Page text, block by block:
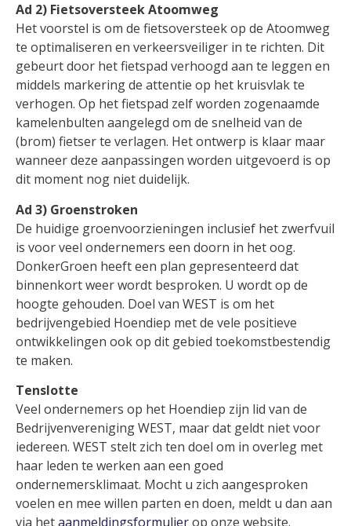
Ad 2) Fietsoversteek Atoomweg
Het voorstel is om de fietsoversteek op de Atoomweg
te optimaliseren en verkeersveiliger in te richten. Dit
gebeurt door het fietspad verhoogd aan te leggen en
middels markering de attentie op het kruisvlak te
verhogen. Op het fietspad zelf worden zogenaamde
kamelenbulten aangelegd om de snelheid van de
(brom) fietser te verlagen. Het ontwerp is klaar maar
wanneer deze aanpassingen worden uitgevoerd is op
dit moment nog niet duidelijk.
Ad 3) Groenstroken
De huidige groenvoorzieningen inclusief het zwerfvuil
is voor veel ondernemers een doorn in het oog.
DonkerGroen heeft een plan gepresenteerd dat
binnenkort weer wordt besproken. U wordt op de
hoogte gehouden. Doel van WEST is om het
bedrijvengebied Hoendiep met de vele positieve
ontwikkelingen ook op dit gebied toekomstbestendig
te maken.
Tenslotte
Veel ondernemers op het Hoendiep zijn lid van de
Bedrijvenvereniging WEST, maar dat geldt niet voor
iedereen. WEST stelt zich ten doel om in overleg met
haar leden te werken aan een goed
ondernemersklimaat. Mocht u zich aangesproken
voelen en mee willen parten en doen, meldt u dan aan
via hetaanmeldingsformulierop onze website.